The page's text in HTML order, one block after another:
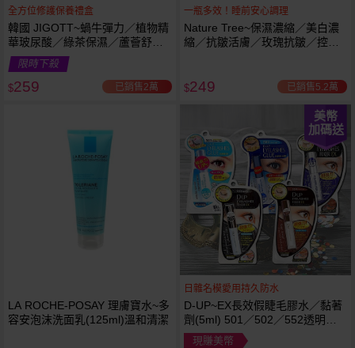
全方位修護保養禮盒
韓國 JIGOTT~蝸牛彈力／植物精
華玻尿酸／綠茶保濕／蘆薈舒緩
修復 禮盒(5件組) 款式可選 化妝
水+乳液+面霜
限時下殺
$259 已銷售2萬
一瓶多效！睡前安心調理
Nature Tree~保濕濃縮／美白濃
縮／抗皺活膚／玫瑰抗皺／控油
$249 已銷售5.2萬
LA ROCHE-POSAY 理膚寶水~多
容安泡沫洗面乳(125ml)溫和清潔
美幣
加碼送
日雜名模愛用持久防水
D-UP~EX長效假睫毛膠水／黏著
劑(5ml) 501／502／552透明／
553黑色／554咖啡色 款式可選
現賺美幣